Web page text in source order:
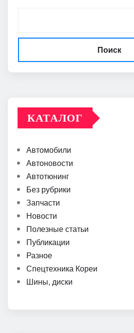
Поиск
КАТАЛОГ
Автомобили
Автоновости
Автотюнинг
Без рубрики
Запчасти
Новости
Полезные статьи
Публикации
Разное
Спецтехника Кореи
Шины, диски